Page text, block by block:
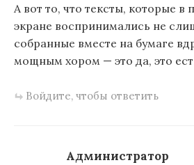
А вот то, что тексты, которые в
экране воспринимались не
собранные вместе на бумаге
мощным хором — это да, это
Войдите, чтобы ответить
Администратор